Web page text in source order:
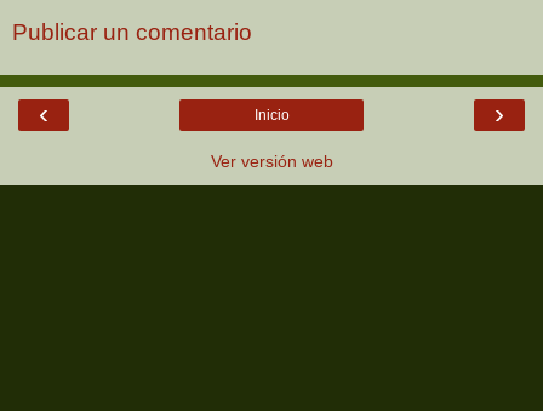
Publicar un comentario
‹ ›
Inicio
Ver versión web